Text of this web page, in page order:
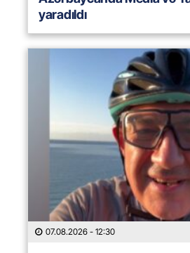
yaradıldı
07.08.2026 - 12:30